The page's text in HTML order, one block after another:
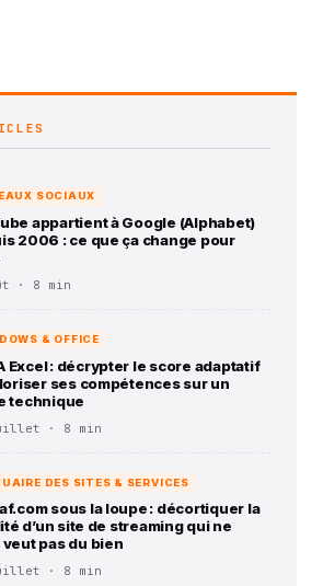
SOCIAUX
appartient à Google (Alphabet)
2006 : ce que ça change pour
· 8 min
& OFFICE
Excel : décrypter le score adaptatif
ses compétences sur un
technique
· 8 min
DES SITES & SERVICES
sous la loupe : décortiquer la
d’un site de streaming qui ne
pas du bien
· 8 min